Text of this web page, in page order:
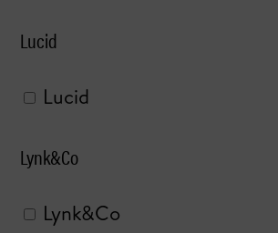
Lucid
Lucid
Lynk&Co
Lynk&Co